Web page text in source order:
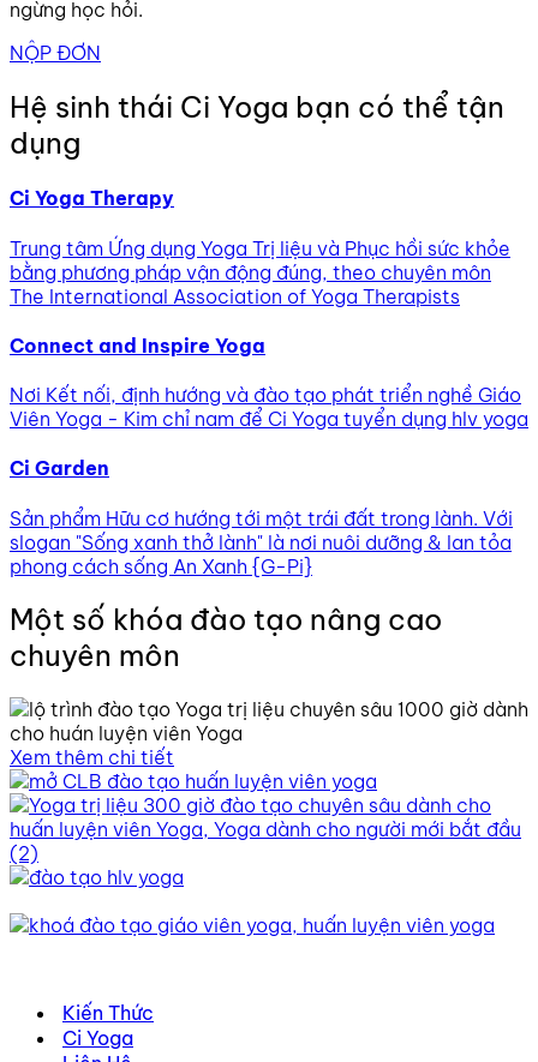
ngừng học hỏi.
NỘP ĐƠN
Hệ sinh thái Ci Yoga bạn có thể tận
dụng
Ci Yoga Therapy
Trung tâm Ứng dụng Yoga Trị liệu và Phục hồi sức khỏe
bằng phương pháp vận động đúng, theo chuyên môn
The International Association of Yoga Therapists
Connect and Inspire Yoga
Nơi Kết nối, định hướng và đào tạo phát triển nghề Giáo
Viên Yoga - Kim chỉ nam để Ci Yoga tuyển dụng hlv yoga
Ci Garden
Sản phẩm Hữu cơ hướng tới một trái đất trong lành. Với
slogan "Sống xanh thở lành" là nơi nuôi dưỡng & lan tỏa
phong cách sống An Xanh {G-Pi}
Một số khóa đào tạo nâng cao
chuyên môn
Xem thêm chi tiết
Kiến Thức
Ci Yoga